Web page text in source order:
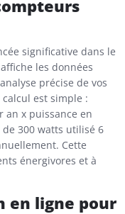
significative dans le
les données
précise de vos
est simple :
an x puissance en
300 watts utilisé 6
Cette
énergivores et à
en ligne pour